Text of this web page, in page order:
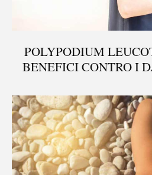
POLYPODIUM
BENEFICI CONTRO I